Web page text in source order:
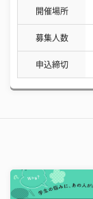
開催場所
募集人数
申込締切